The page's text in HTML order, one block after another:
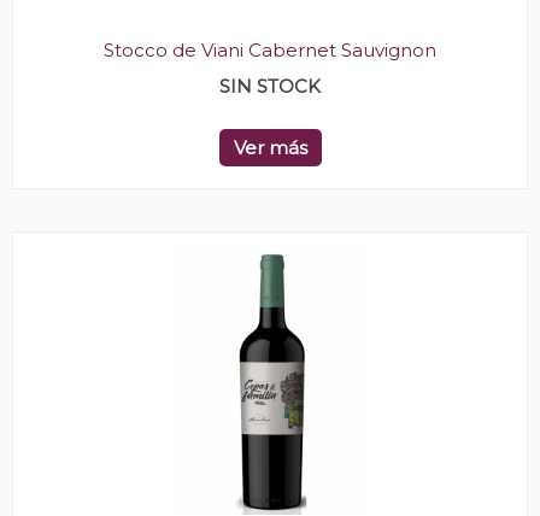
Stocco de Viani Cabernet Sauvignon
SIN STOCK
Ver más